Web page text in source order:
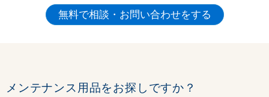
メンテナンス用品をお探しですか？